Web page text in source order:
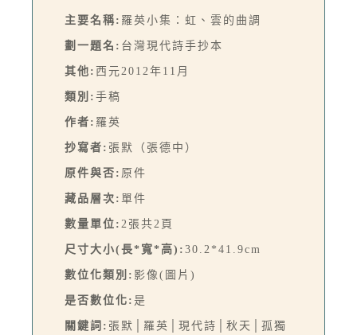
主要名稱: 羅英小集：虹、雲的曲調
劃一題名: 台灣現代詩手抄本
其他: 西元2012年11月
類別: 手稿
作者: 羅英
抄寫者: 張默（張德中）
原件與否: 原件
藏品層次: 單件
數量單位: 2張共2頁
尺寸大小(長*寬*高): 30.2*41.9cm
數位化類別: 影像(圖片)
是否數位化: 是
關鍵詞: 張默│羅英│現代詩│秋天│孤獨